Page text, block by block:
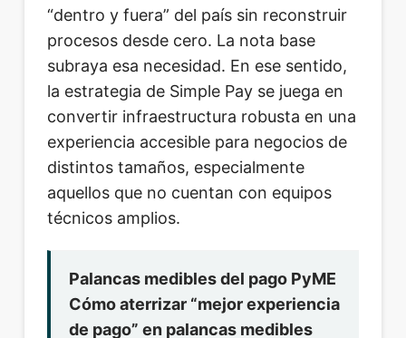
“dentro y fuera” del país sin reconstruir
procesos desde cero. La nota base
subraya esa necesidad. En ese sentido,
la estrategia de Simple Pay se juega en
convertir infraestructura robusta en una
experiencia accesible para negocios de
distintos tamaños, especialmente
aquellos que no cuentan con equipos
técnicos amplios.
Palancas medibles del pago PyME
Cómo aterrizar “mejor experiencia
de pago” en palancas medibles